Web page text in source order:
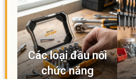
Các loại đầu nối
chức năng